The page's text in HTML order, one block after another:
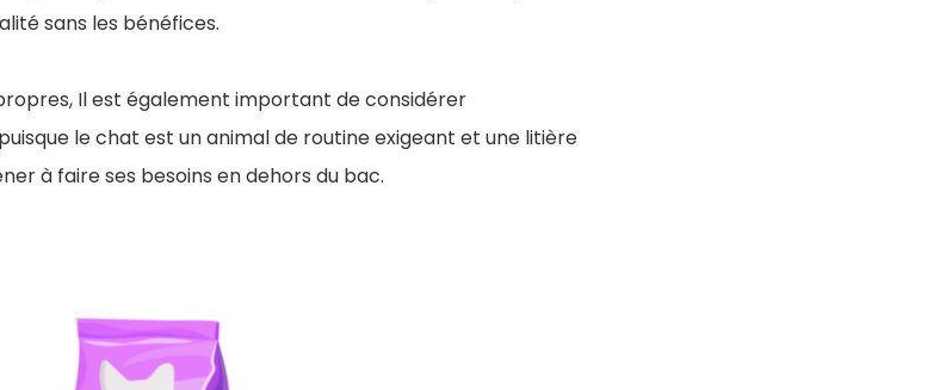
sans les bénéfices.
Il est également important de considérer
le chat est un animal de routine exigeant et une litière
à faire ses besoins en dehors du bac.